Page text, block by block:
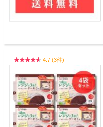
4.7 (3件)